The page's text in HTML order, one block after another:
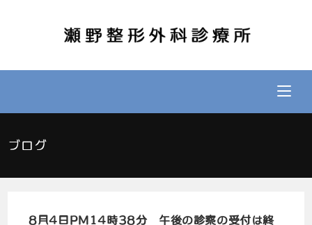
ブログ
8月4日PM14時38分 午後の診察の受付は終